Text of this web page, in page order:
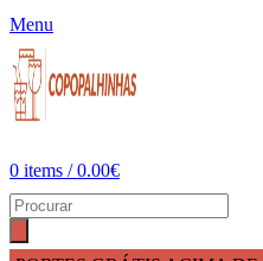
Menu
0 items / 0.00€